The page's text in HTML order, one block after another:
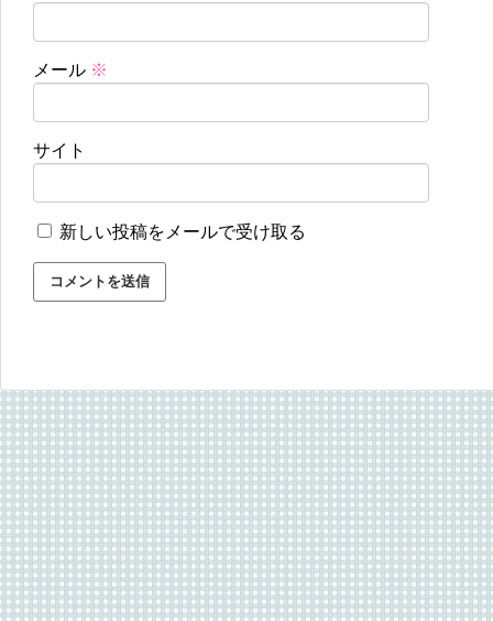
メール ※
サイト
新しい投稿をメールで受け取る